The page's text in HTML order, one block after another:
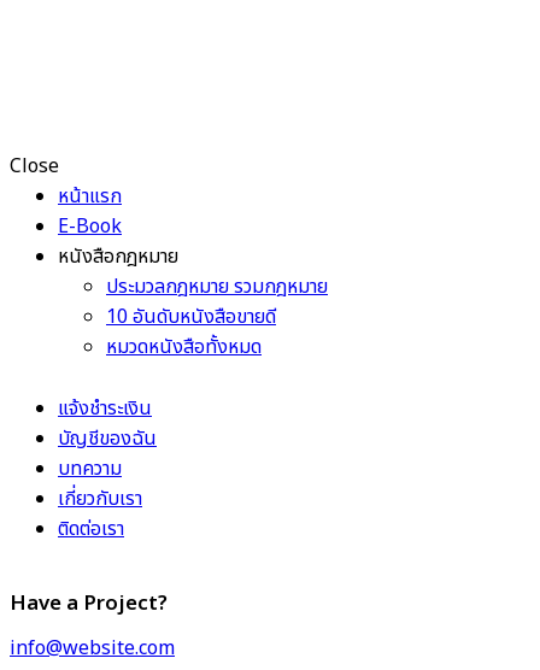
Close
หน้าแรก
E-Book
หนังสือกฎหมาย
ประมวลกฎหมาย รวมกฎหมาย
10 อันดับหนังสือขายดี
หมวดหนังสือทั้งหมด
แจ้งชำระเงิน
บัญชีของฉัน
บทความ
เกี่ยวกับเรา
ติดต่อเรา
Have a Project?
info@website.com